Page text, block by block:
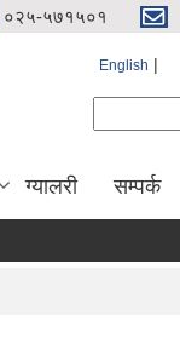
०२५-५७१५०१
English
ग्यालरी सम्पर्क